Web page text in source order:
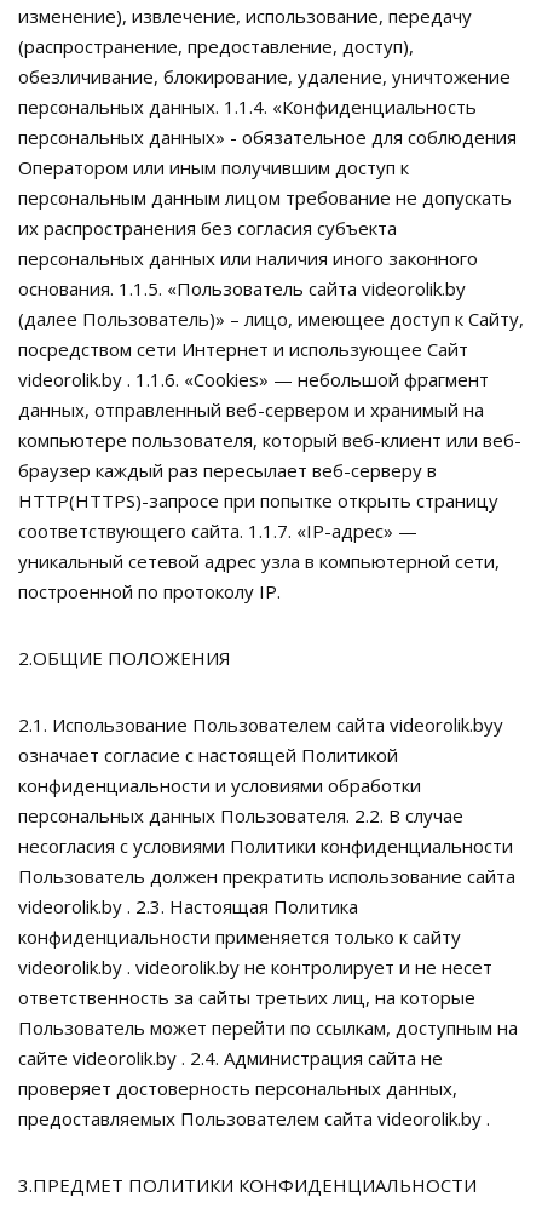
изменение), извлечение, использование, передачу
(распространение, предоставление, доступ),
обезличивание, блокирование, удаление, уничтожение
персональных данных. 1.1.4. «Конфиденциальность
персональных данных» - обязательное для соблюдения
Оператором или иным получившим доступ к
персональным данным лицом требование не допускать
их распространения без согласия субъекта
персональных данных или наличия иного законного
основания. 1.1.5. «Пользователь сайта videorolik.by
(далее Пользователь)» – лицо, имеющее доступ к Сайту,
посредством сети Интернет и использующее Сайт
videorolik.by . 1.1.6. «Cookies» — небольшой фрагмент
данных, отправленный веб-сервером и хранимый на
компьютере пользователя, который веб-клиент или веб-
браузер каждый раз пересылает веб-серверу в
HTTP(HTTPS)-запросе при попытке открыть страницу
соответствующего сайта. 1.1.7. «IP-адрес» —
уникальный сетевой адрес узла в компьютерной сети,
построенной по протоколу IP.
2.ОБЩИЕ ПОЛОЖЕНИЯ
2.1. Использование Пользователем сайта videorolik.byy
означает согласие с настоящей Политикой
конфиденциальности и условиями обработки
персональных данных Пользователя. 2.2. В случае
несогласия с условиями Политики конфиденциальности
Пользователь должен прекратить использование сайта
videorolik.by . 2.3. Настоящая Политика
конфиденциальности применяется только к сайту
videorolik.by . videorolik.by не контролирует и не несет
ответственность за сайты третьих лиц, на которые
Пользователь может перейти по ссылкам, доступным на
сайте videorolik.by . 2.4. Администрация сайта не
проверяет достоверность персональных данных,
предоставляемых Пользователем сайта videorolik.by .
3.ПРЕДМЕТ ПОЛИТИКИ КОНФИДЕНЦИАЛЬНОСТИ